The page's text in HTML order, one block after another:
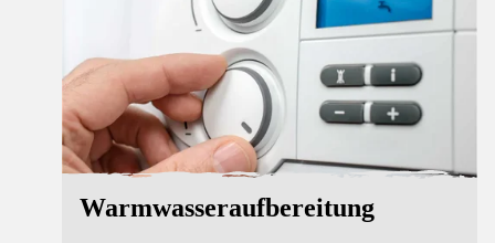
Warmwasseraufbereitung